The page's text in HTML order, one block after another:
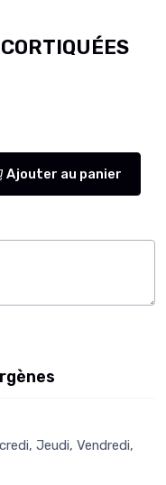
Ajouter au panier
Jeudi, Vendredi,